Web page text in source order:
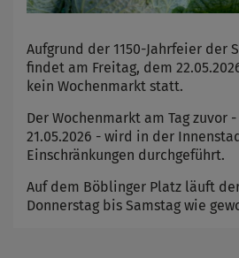
Aufgrund der 1150-Jahrfeier der
findet am Freitag, dem
kein Wochenmarkt statt.
Der Wochenmarkt am Tag zuvor
21.05.2026 - wird in der
Einschränkungen durchgeführt.
Auf dem Böblinger Platz läuft
Donnerstag bis Samstag wie